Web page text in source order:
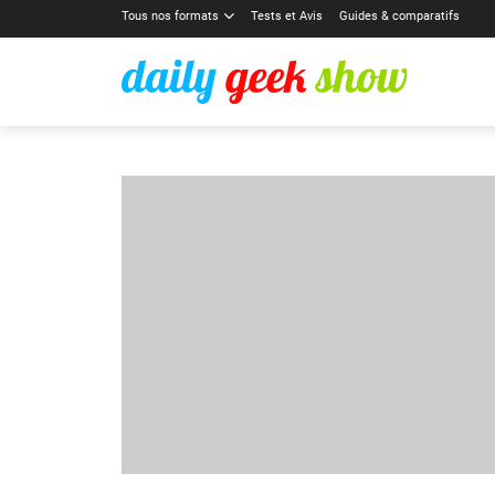
Tous nos formats Tests et Avis Guides & comparatifs